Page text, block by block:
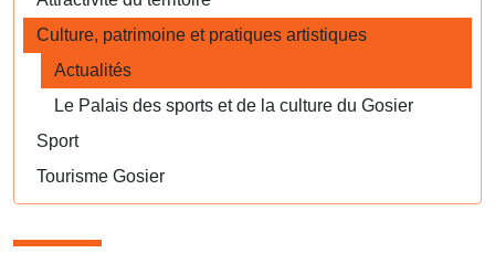
Culture, patrimoine et pratiques artistiques
Actualités
Le Palais des sports et de la culture du Gosier
Sport
Tourisme Gosier